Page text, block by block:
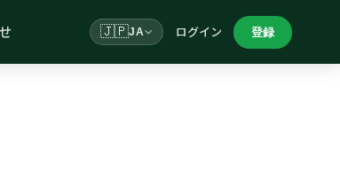
🇯🇵JA ログイン 登録